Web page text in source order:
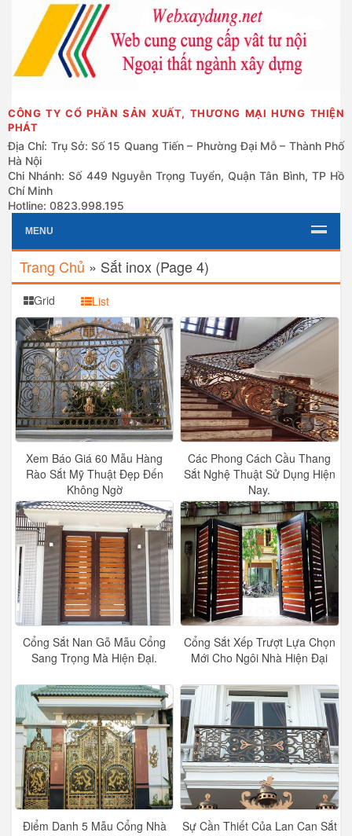
CÔNG TY CỔ PHẦN SẢN XUẤT, THƯƠNG MẠI HƯNG THIỆN
PHÁT
Địa Chỉ: Trụ Sở: Số 15 Quang Tiến – Phường Đại Mỗ – Thành Phố
Hà Nội
Chi Nhánh: Số 449 Nguyễn Trọng Tuyển, Quận Tân Bình, TP Hồ
Chí Minh
Hotline: 0823.998.195
MENU
Trang Chủ » Sắt inox (Page 4)
Grid List
Xem Báo Giá 60 Mẫu Hàng
Rào Sắt Mỹ Thuật Đẹp Đến
Không Ngờ
Các Phong Cách Cầu Thang
Sắt Nghệ Thuật Sử Dụng Hiện
Nay.
Cổng Sắt Nan Gỗ Mẫu Cổng
Sang Trọng Mà Hiện Đại.
Cổng Sắt Xếp Trượt Lựa Chọn
Mới Cho Ngôi Nhà Hiện Đại
Điểm Danh 5 Mẫu Cổng Nhà
Sự Cần Thiết Của Lan Can Sắt